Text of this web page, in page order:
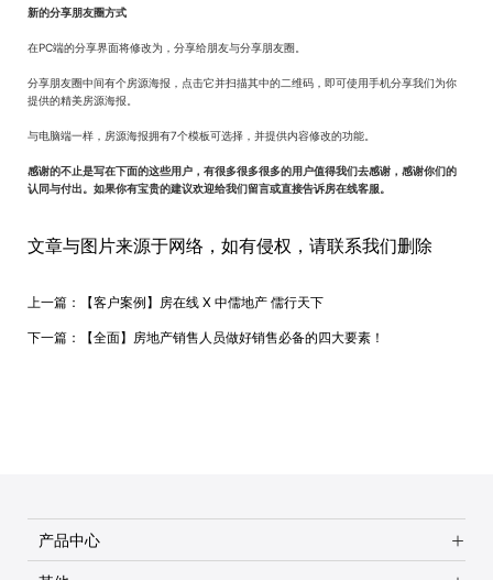
新的分享朋友圈方式
在PC端的分享界面将修改为，分享给朋友与分享朋友圈。
分享朋友圈中间有个房源海报，点击它并扫描其中的二维码，即可使用手机分享我们为你
提供的精美房源海报。
与电脑端一样，房源海报拥有7个模板可选择，并提供内容修改的功能。
感谢的不止是写在下面的这些用户，有很多很多很多的用户值得我们去感谢，感谢你们的
认同与付出。如果你有宝贵的建议欢迎给我们留言或直接告诉房在线客服。
文章与图片来源于网络，如有侵权，请联系我们删除
上一篇： 【客户案例】房在线 X 中儒地产 儒行天下
下一篇： 【全面】房地产销售人员做好销售必备的四大要素！
产品中心